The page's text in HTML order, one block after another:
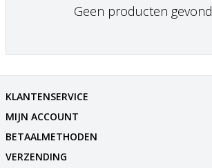
Geen producten
KLANTENSERVICE
MIJN ACCOUNT
BETAALMETHODEN
VERZENDING